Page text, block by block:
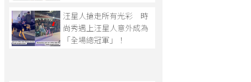
汪星人搶走所有光彩 時
尚秀遇上汪星人意外成為
「全場總冠軍」！